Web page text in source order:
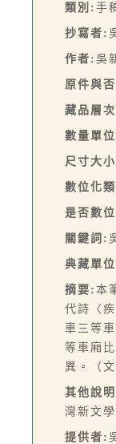
類別: 手
抄寫者:
作者: 吳
原件與
藏品層
數量單
尺寸大
數位化
是否數
關鍵詞:
典藏單
摘要: 本
代詩〈
車三等
等車廂
異。（
其他說
灣新文
提供者: